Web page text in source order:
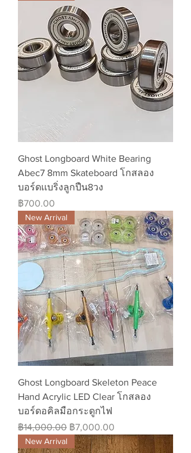
Ghost Longboard White Bearing
Abec7 8mm Skateboard โกสลอง
บอร์ดเเบริ่งลูกปืน8วง
ราคา
฿700.00
New Arrival
Ghost Longboard Skeleton Peace
Hand Acrylic LED Clear โกสลอง
บอร์ดอคิลมือกระดูกไฟ
ราคาปกติ
฿14,000.00 ราคาขายลด
฿7,000.00
New Arrival